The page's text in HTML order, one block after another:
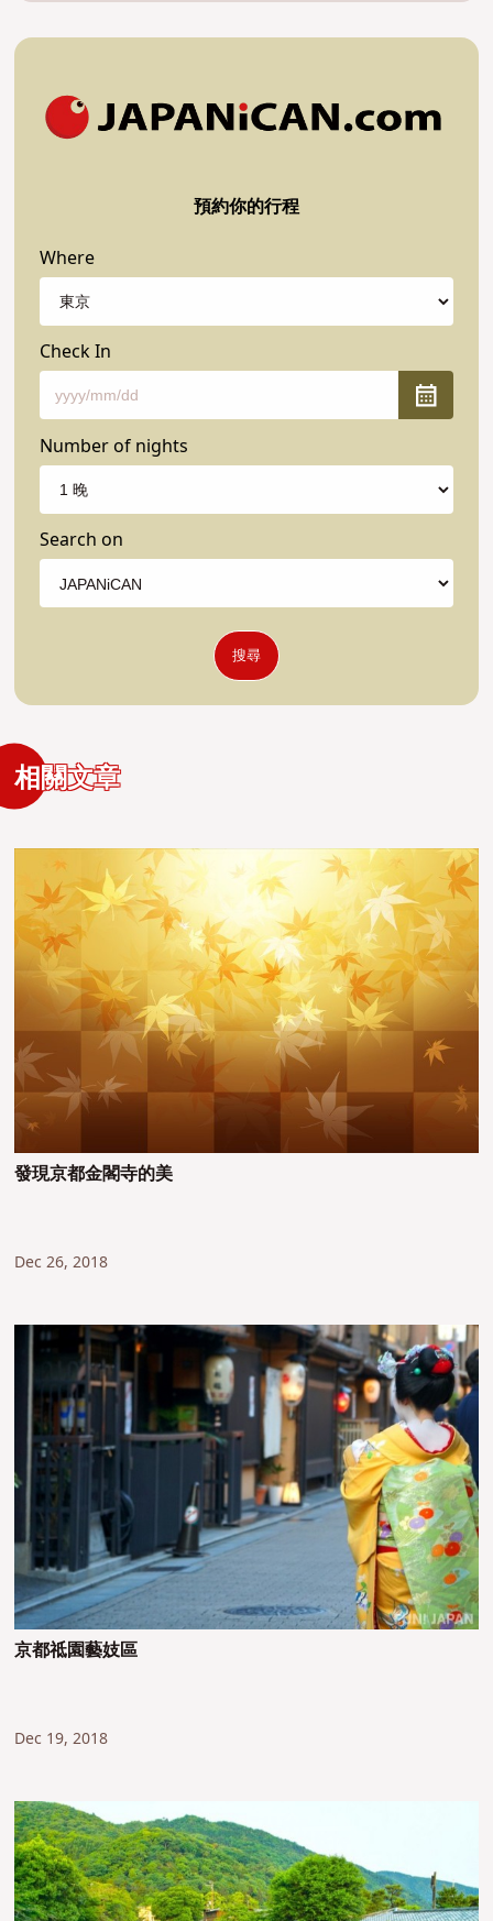
預約你的行程
Where
Check In
Number of nights
Search on
搜尋
相關文章
發現京都金閣寺的美
Dec 26, 2018
京都祗園藝妓區
Dec 19, 2018